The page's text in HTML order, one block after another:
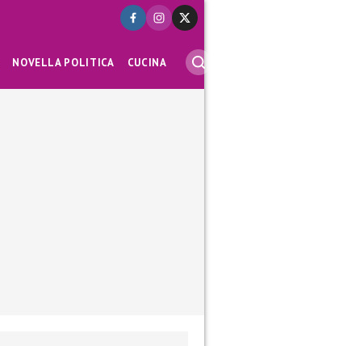
NOVELLA POLITICA CUCINA